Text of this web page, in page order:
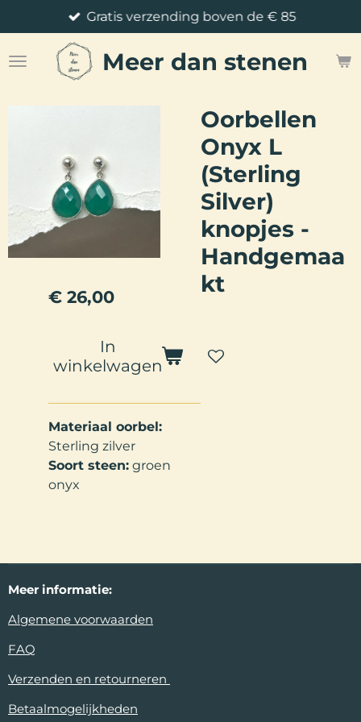
direct
naar
Meer dan stenen
Gratis verzending boven de € 85
Oorbellen
Onyx L
(Sterling
Silver)
knopjes -
Handgemaa
kt
€ 26,00
In
winkelwagen
Materiaal oorbel:
Sterling zilver
Soort steen: groen
onyx
Meer informatie:
Algemene voorwaarden
FAQ
Verzenden en retourneren
Betaalmogelijkheden